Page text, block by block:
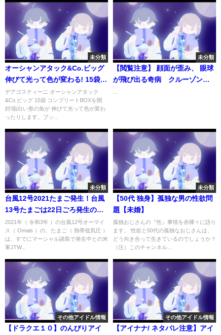
未分類
オーシャンアタック&Co.ビッグ
伸びて光って色が変わる! 15袋
コンプリートBOX開封!
デアゴスティーニ オーシャンアタック
&Co.ビッグ 15袋 コンプリートBOXを開
封!面白い形の魚が 伸びて光って色が変わ
ったりします。ブッ...
未分類
【閲覧注意】 顔面が歪み、 眼球
が飛び出る奇病 クルーゾン症
...
未分類
台風12号2021たまご発生！台風
13号たまごは22日ごろ発生の可
能性で進路予想は北西へ
2021年（ 令和3年 ）の台風12号オーマイ
ス（ Omais ）の、たまご（ 熱帯低気圧 ）
は、すでにマーシャル諸島で発生中との米
軍JTW...
未分類
【50代 独身】孤独な男の性欲問
題【未婚】
孤独おじさんの『性』事情を赤裸々に語り
ます。 性欲と50代の孤独なおじさんは、
どう向き合って生きているのでしょうか？
（注）このチャンネル...
その他アイドル情報
【ドラクエ１０】のんびりアイ
その他アイドル情報
【アイナナ/ ネタバレ注意】アイ